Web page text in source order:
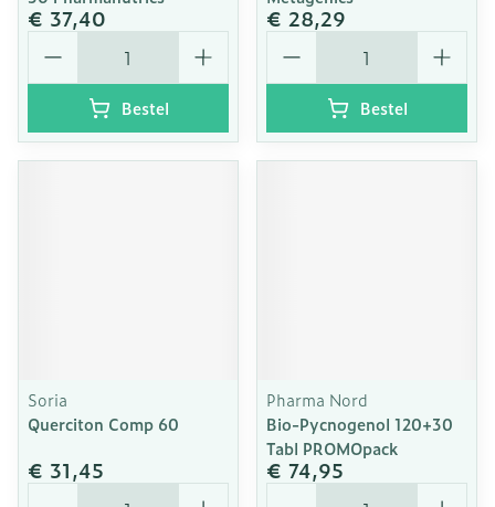
€ 37,40
Aantal
Bestel
€ 28,29
Aantal
Bestel
Soria
Querciton Comp 60
€ 31,45
Aantal
Pharma Nord
Bio-Pycnogenol 120+30
Tabl PROMOpack
€ 74,95
Aantal